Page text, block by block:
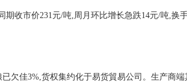
收市价231元/吨,周月环比增长急跌14元/吨,
欠佳3%,货权集约化于易货貿易公司。生产商